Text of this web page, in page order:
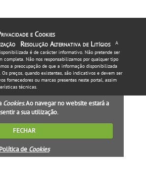
e Cookies
Resolução Alternativa de Litígios
A
é de carácter informativo. Não pretende ser
completa. Não nos responsabilizamos por qualquer tipo
a preocupação de que a informação disponibilizada
preços, quando existentes, são indicativos e devem ser
fornecedores ou marcas presentes neste portal, assim
técnicas.
Cookies. Ao navegar no website estará a
a sua utilização.
FECHAR
Política de Cookies